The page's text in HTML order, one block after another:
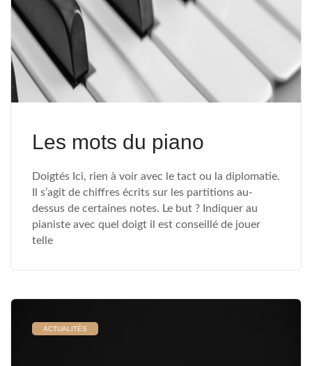
Les mots du piano
Doigtés Ici, rien à voir avec le tact ou la diplomatie.
Il s’agit de chiffres écrits sur les partitions au-
dessus de certaines notes. Le but ? Indiquer au
pianiste avec quel doigt il est conseillé de jouer
telle
ACTUALITÉS